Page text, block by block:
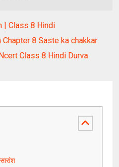
| Class 8 Hindi
8 Saste ka chakkar
Class 8 Hindi Durva